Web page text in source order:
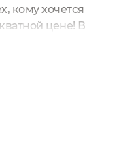
кому хочется
цене! В
Серия Express
подробнейшая
и на